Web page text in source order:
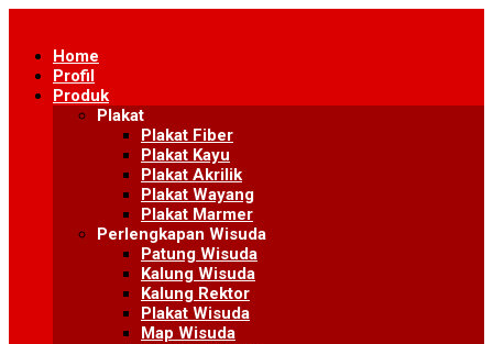
contentHome
Profil
Produk
Plakat
Plakat Fiber
Plakat Kayu
Plakat Akrilik
Plakat Wayang
Plakat Marmer
Perlengkapan Wisuda
Patung Wisuda
Kalung Wisuda
Kalung Rektor
Plakat Wisuda
Map Wisuda